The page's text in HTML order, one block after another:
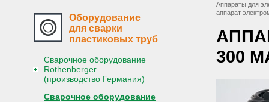
Оборудование
для сварки
пластиковых труб
Сварочное оборудование
Rothenberger
(производство Германия)
Сварочное оборудование
Аппараты для
аппарат
300